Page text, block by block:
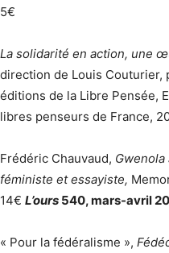
5€
La solidarité en action, une
direction de Louis Couturier,
éditions de la Libre Pensée,
libres penseurs de France,
Frédéric Chauvaud,
féministe et essayiste,
14€ L’ours 540, mars-avril
« Pour la fédéralisme »,